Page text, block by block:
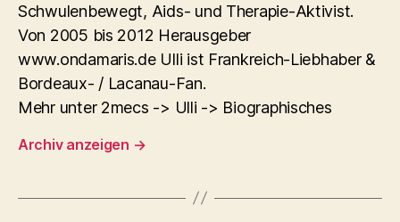
Schwulenbewegt, Aids- und Therapie-Aktivist.
Von 2005 bis 2012 Herausgeber
www.ondamaris.de Ulli ist Frankreich-Liebhaber &
Bordeaux- / Lacanau-Fan.
Mehr unter 2mecs -> Ulli -> Biographisches
Archiv anzeigen →